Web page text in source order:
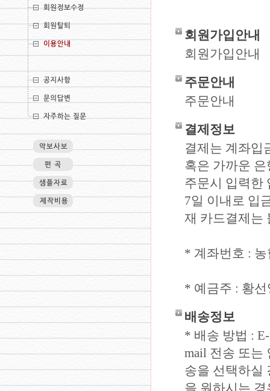
회원가입안내
회원가입안내
주문안내
주문안내
결제정보
결제는 계좌입
혹은 가까운
주문시 입력한
7일 이내로 입
재 카드결제는
* 계좌번호 : 농
* 예금주 : 황
배송정보
* 배송 방법 :
mail 전송 또는
송을 선택하실
을 원하시는